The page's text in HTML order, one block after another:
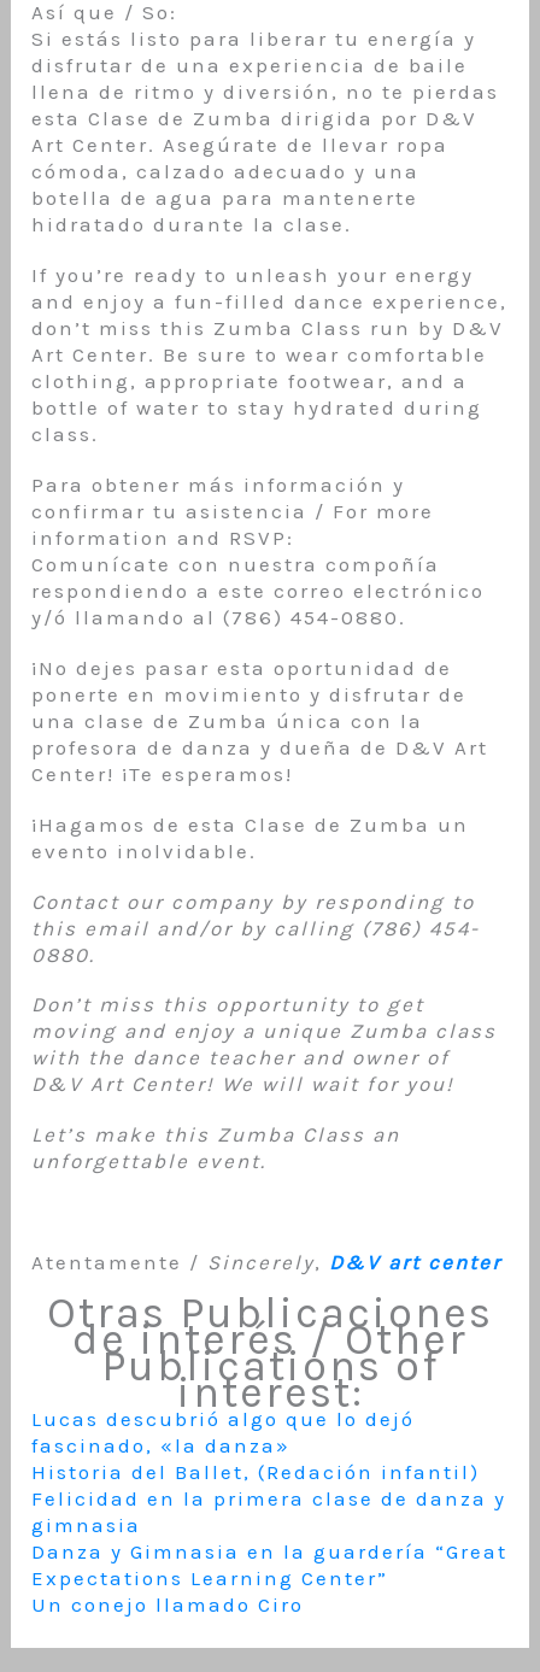
Así que / So:
Si estás listo para liberar tu energía y
disfrutar de una experiencia de baile
llena de ritmo y diversión, no te pierdas
esta Clase de Zumba dirigida por D&V
Art Center. Asegúrate de llevar ropa
cómoda, calzado adecuado y una
botella de agua para mantenerte
hidratado durante la clase.
If you’re ready to unleash your energy
and enjoy a fun-filled dance experience,
don’t miss this Zumba Class run by D&V
Art Center. Be sure to wear comfortable
clothing, appropriate footwear, and a
bottle of water to stay hydrated during
class.
Para obtener más información y
confirmar tu asistencia / For more
information and RSVP:
Comunícate con nuestra compoñía
respondiendo a este correo electrónico
y/ó llamando al (786) 454-0880.
¡No dejes pasar esta oportunidad de
ponerte en movimiento y disfrutar de
una clase de Zumba única con la
profesora de danza y dueña de D&V Art
Center! ¡Te esperamos!
¡Hagamos de esta Clase de Zumba un
evento inolvidable.
Contact our company by responding to
this email and/or by calling (786) 454-
0880.
Don’t miss this opportunity to get
moving and enjoy a unique Zumba class
with the dance teacher and owner of
D&V Art Center! We will wait for you!
Let’s make this Zumba Class an
unforgettable event.
Atentamente / Sincerely, D&V art center
Otras Publicaciones
de interés / Other
Publications of
interest:
Lucas descubrió algo que lo dejó
fascinado, «la danza»
Historia del Ballet, (Redación infantil)
Felicidad en la primera clase de danza y
gimnasia
Danza y Gimnasia en la guardería “Great
Expectations Learning Center”
Un conejo llamado Ciro